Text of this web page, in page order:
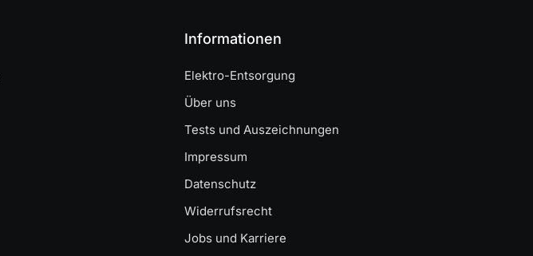
Informationen
Elektro-Entsorgung
Über uns
Tests und Auszeichnungen
Impressum
Datenschutz
Widerrufsrecht
Jobs und Karriere